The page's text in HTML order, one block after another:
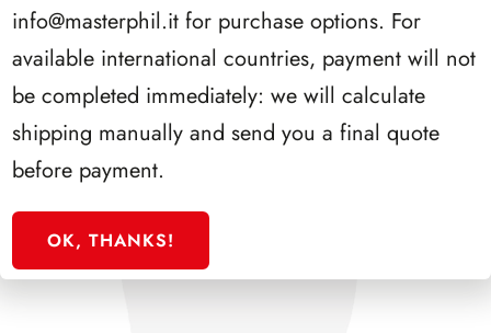
info@masterphil.it for purchase options. For
available international countries, payment will not
be completed immediately: we will calculate
shipping manually and send you a final quote
before payment.
OK, THANKS!